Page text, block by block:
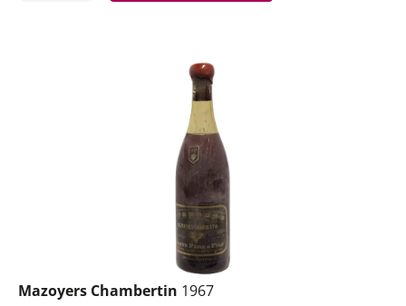
Mazoyers Chambertin 1967